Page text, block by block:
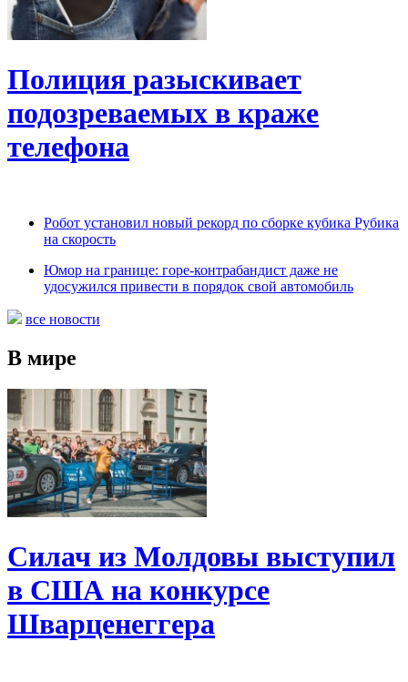
Полиция разыскивает
подозреваемых в краже
телефона
Робот установил новый рекорд по сборке кубика Рубика
на скорость
Юмор на границе: горе-контрабандист даже не
удосужился привести в порядок свой автомобиль
все новости
В мире
Силач из Молдовы выступил
в США на конкурсе
Шварценеггера